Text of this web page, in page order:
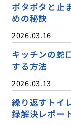
ポタポタと止
めの秘訣
2026.03.16
キッチンの蛇
する方法
2026.03.13
繰り返すトイ
録解決レポー